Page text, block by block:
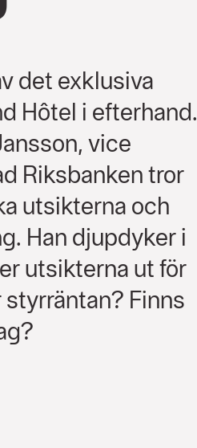
det exklusiva
Hôtel i efterhand.
vice
Riksbanken tror
utsikterna och
Han djupdyker i
utsikterna ut för
Finns